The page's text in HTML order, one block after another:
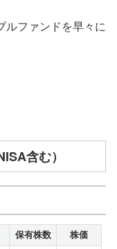
ルファンドを早々に
含む）
保有株数 株価